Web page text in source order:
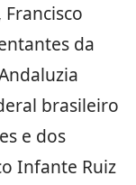
da
brasileiro
e dos
Infante Ruiz